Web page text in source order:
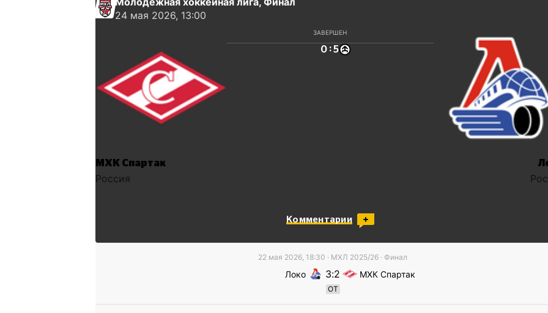
24 мая 2026, 13:00
ЗАВЕРШЕН
0 :5
МХК Спартак
Россия
Комментарии
22 мая 2026, 18:30 · МХЛ 2025/26 · Финал
Локо 3 2 МХК Спартак
ОТ